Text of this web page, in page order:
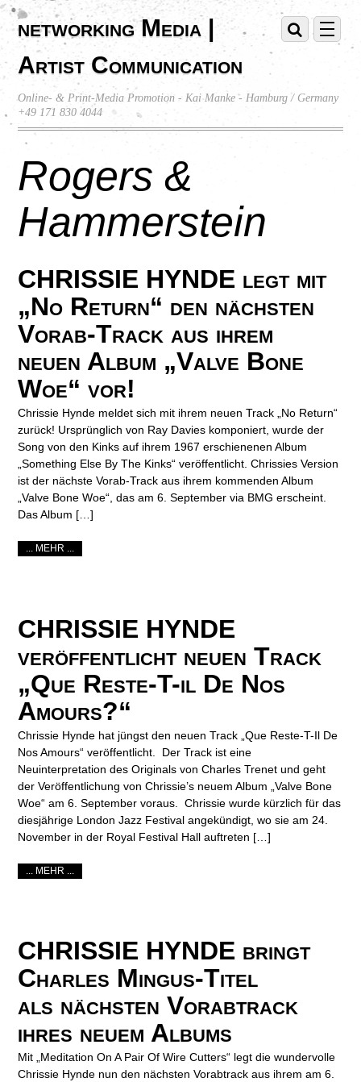
networking Media |
Artist Communication
Online- & Print-Media Promotion - Kai Manke - Hamburg / Germany
+49 171 830 4044
Rogers &
Hammerstein
CHRISSIE HYNDE legt mit
„No Return“ den nächsten
Vorab-Track aus ihrem
neuen Album „Valve Bone
Woe“ vor!
Chrissie Hynde meldet sich mit ihrem neuen Track „No Return“
zurück! Ursprünglich von Ray Davies komponiert, wurde der
Song von den Kinks auf ihrem 1967 erschienenen Album
„Something Else By The Kinks“ veröffentlicht. Chrissies Version
ist der nächste Vorab-Track aus ihrem kommenden Album
„Valve Bone Woe“, das am 6. September via BMG erscheint.
Das Album […]
... MEHR ...
CHRISSIE HYNDE
veröffentlicht neuen Track
„Que Reste-T-il De Nos
Amours?“
Chrissie Hynde hat jüngst den neuen Track „Que Reste-T-Il De
Nos Amours“ veröffentlicht. Der Track ist eine
Neuinterpretation des Originals von Charles Trenet und geht
der Veröffentlichung von Chrissie’s neuem Album „Valve Bone
Woe“ am 6. September voraus. Chrissie wurde kürzlich für das
diesjährige London Jazz Festival angekündigt, wo sie am 24.
November in der Royal Festival Hall auftreten […]
... MEHR ...
CHRISSIE HYNDE bringt
Charles Mingus-Titel
als nächsten Vorabtrack
ihres neuem Albums
Mit „Meditation On A Pair Of Wire Cutters“ legt die wundervolle
Chrissie Hynde nun den nächsten Vorabtrack aus ihrem am 6.